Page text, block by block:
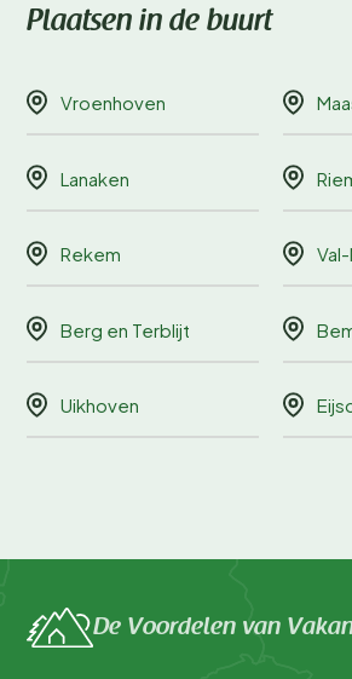
Plaatsen in de buurt
Vroenhoven
Lanaken
Rekem
Berg en Terblijt
Uikhoven
De Voordelen van